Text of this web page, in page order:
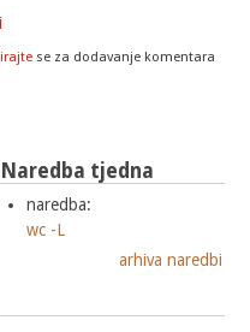
- konfiguracija SSL/TLS-a u Vsftpd-u
se za dodavanje komentara
Naredba tjedna
naredba:
wc -L
arhiva naredbi